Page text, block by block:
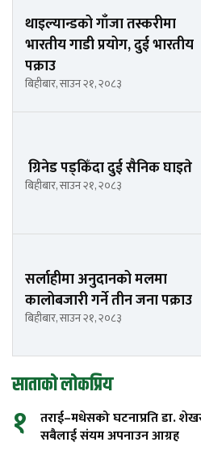
थाइल्यान्डको गाँजा तस्करीमा
भारतीय गाडी प्रयोग, दुई भारतीय
पक्राउ
बिहीबार, साउन २१, २०८३
ग्रिनेड पड्किँदा दुई सैनिक घाइते
बिहीबार, साउन २१, २०८३
सर्लाहीमा अनुदानको मलमा
कालोबजारी गर्ने तीन जना पक्राउ
बिहीबार, साउन २१, २०८३
साताको लोकप्रिय
१
तराई–मधेसको घटनाप्रति डा.
सबैलाई संयम अपनाउन आग्रह